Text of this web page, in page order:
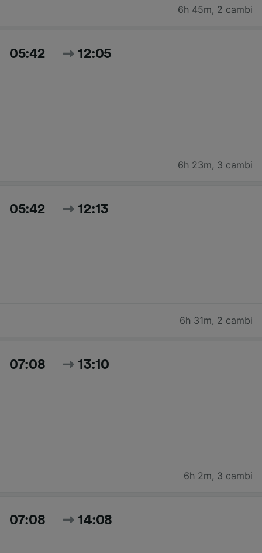
6h 45m, 2 cambi
05:42 12:05
6h 23m, 3 cambi
05:42 12:13
6h 31m, 2 cambi
07:08 13:10
6h 2m, 3 cambi
07:08 14:08